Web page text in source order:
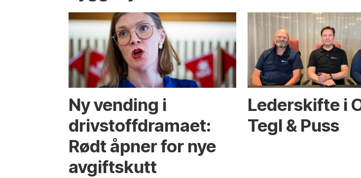
Ny vending i
drivstoffdramaet:
Rødt åpner for nye
avgiftskutt
Lederskifte i
Tegl & Puss